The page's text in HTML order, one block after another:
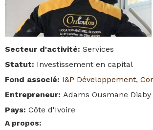
Secteur d'activité: Services
Statut: Investissement en capital
Fond associé: I&P Développement,
Entrepreneur: Adams Ousmane Diaby
Pays: Côte d'Ivoire
A propos: